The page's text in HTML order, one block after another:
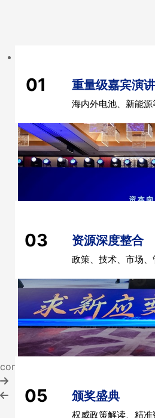
controls
01 重量级嘉宾演讲
海内外电池、新能
03 资源深度整合
政策、技术、市场
05 颁奖盛典
权威政策解读、精